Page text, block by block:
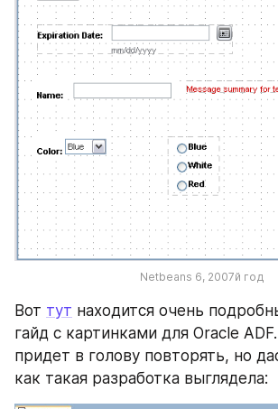
Netbeans 6, 2007й год
Вот тут находится очень
гайд с картинками для Oracle
придет в голову повторять, но
как такая разработка выглядела: